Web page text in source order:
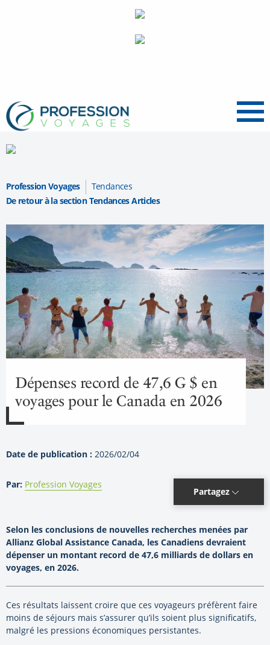
Menu
Profession Voyages
Tendances
De retour à la section Tendances Articles
Dépenses record de 47,6 G $ en
voyages pour le Canada en 2026
Date de publication : 2026/02/04
Par: Profession Voyages
Partagez
Selon les conclusions de nouvelles recherches menées par
Allianz Global Assistance Canada, les Canadiens devraient
dépenser un montant record de 47,6 milliards de dollars en
voyages, en 2026.
Ces résultats laissent croire que ces voyageurs préfèrent faire
moins de séjours mais s’assurer qu’ils soient plus significatifs,
malgré les pressions économiques persistantes.